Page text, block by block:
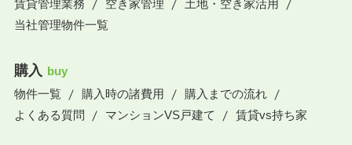
賃貸管理業務
空き家管理
土地・空き家活用
当社管理物件一覧
購入 buy
物件一覧
購入時の諸費用
購入までの流れ
よくある質問
マンションVS戸建て 賃貸vs持ち家